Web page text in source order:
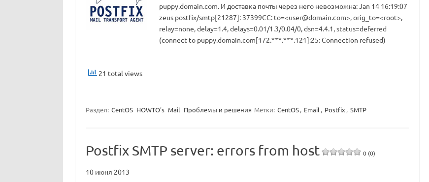
puppy.domain.com. И доставка почты через него невозможна: Jan 14 16:19:07
zeus postfix/smtp[21287]: 37399CC: to=<user@domain.com>, orig_to=<root>,
relay=none, delay=1.4, delays=0.01/1.3/0.04/0, dsn=4.4.1, status=deferred
(connect to puppy.domain.com[172.***.***.121]:25: Connection refused)
21 total views
Раздел: CentOS HOWTO's Mail Проблемы и решения Метки: CentOS, Email , Postfix , SMTP
Postfix SMTP server: errors from host 0 (0)
10 июня 2013